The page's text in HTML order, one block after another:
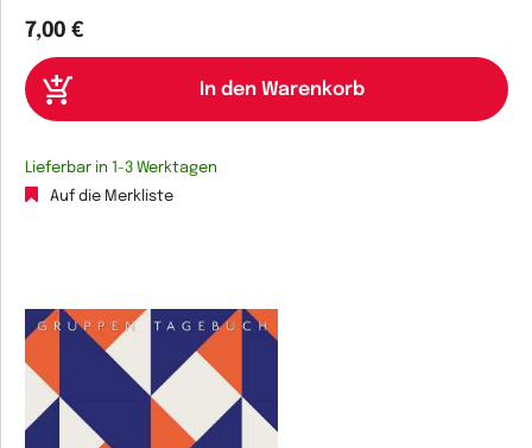
7,00 €
Lieferbar in 1-3 Werktagen
Auf die Merkliste